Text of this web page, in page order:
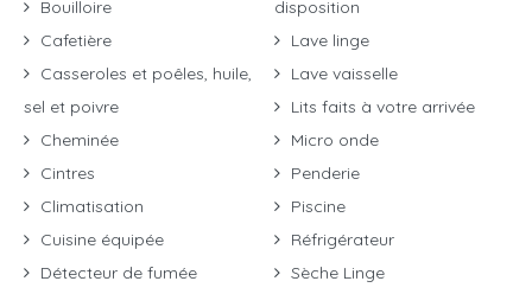
Bouilloire
Cafetière
Casseroles et poêles, huile,
sel et poivre
Cheminée
Cintres
Climatisation
Cuisine équipée
Détecteur de fumée
disposition
Lave linge
Lave vaisselle
Lits faits à votre arrivée
Micro onde
Penderie
Piscine
Réfrigérateur
Sèche Linge